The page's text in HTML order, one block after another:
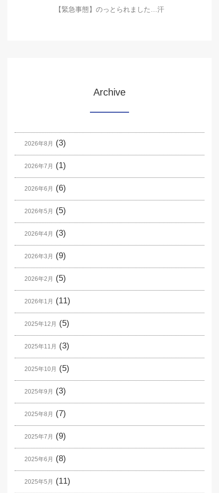
【緊急事態】のっとられました…汗
Archive
2026年8月 (3)
2026年7月 (1)
2026年6月 (6)
2026年5月 (5)
2026年4月 (3)
2026年3月 (9)
2026年2月 (5)
2026年1月 (11)
2025年12月 (5)
2025年11月 (3)
2025年10月 (5)
2025年9月 (3)
2025年8月 (7)
2025年7月 (9)
2025年6月 (8)
2025年5月 (11)